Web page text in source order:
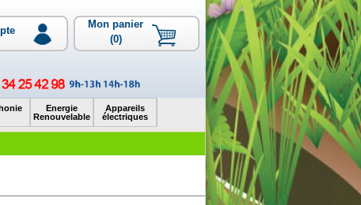
Mon panier
(0)
Energie
Renouvelable
Appareils
électriques